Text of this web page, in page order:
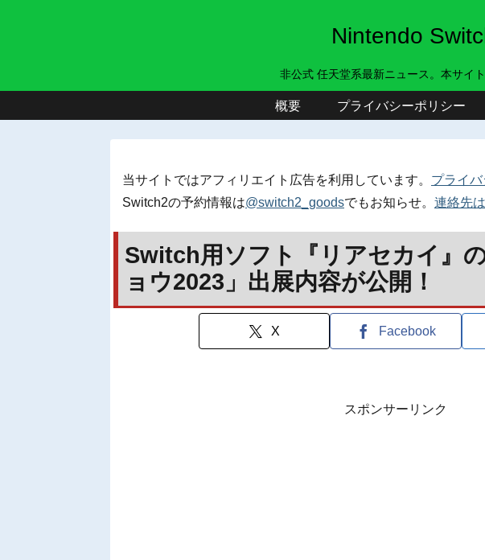
Nintendo
非公式 任天堂系最新ニュース。本サイ
概要 プライバシーポリシー
当サイトではアフィリエイト広告を利用しています。 プライ
Switch2の予約情報は@switch2_goodsでもお知らせ。 連絡先
Switch用ソフト『リアセカイ』
ョウ2023」出展内容が公開！
X Facebook
スポンサーリンク